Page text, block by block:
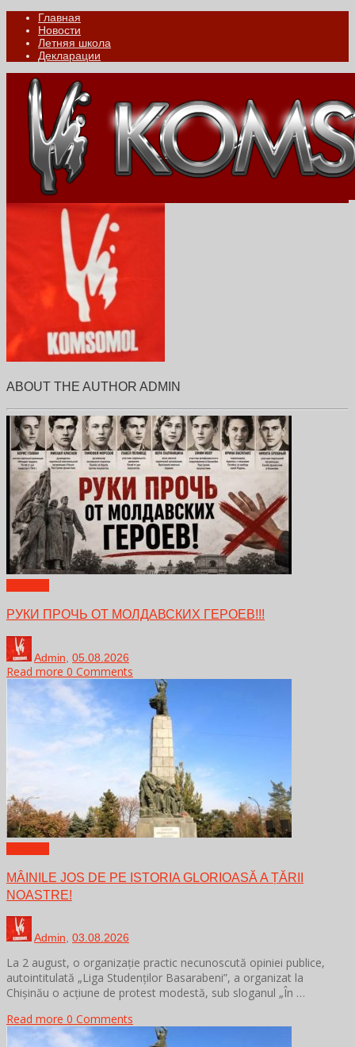
Главная
Новости
Летняя школа
Декларации
ABOUT THE AUTHOR ADMIN
РУКИ ПРОЧЬ ОТ МОЛДАВСКИХ ГЕРОЕВ!!!
Admin 05.08.2026
Read more 0 Comments
MÂINILE JOS DE PE ISTORIA GLORIOASĂ A ȚĂRII
NOASTRE!
Admin, 03.08.2026
La 2 august, o organizație practic necunoscută opiniei publice,
autointitulată „Liga Studenților Basarabeni”, a organizat la
Chișinău o acțiune de protest modestă, sub sloganul „În …
Read more 0 Comments